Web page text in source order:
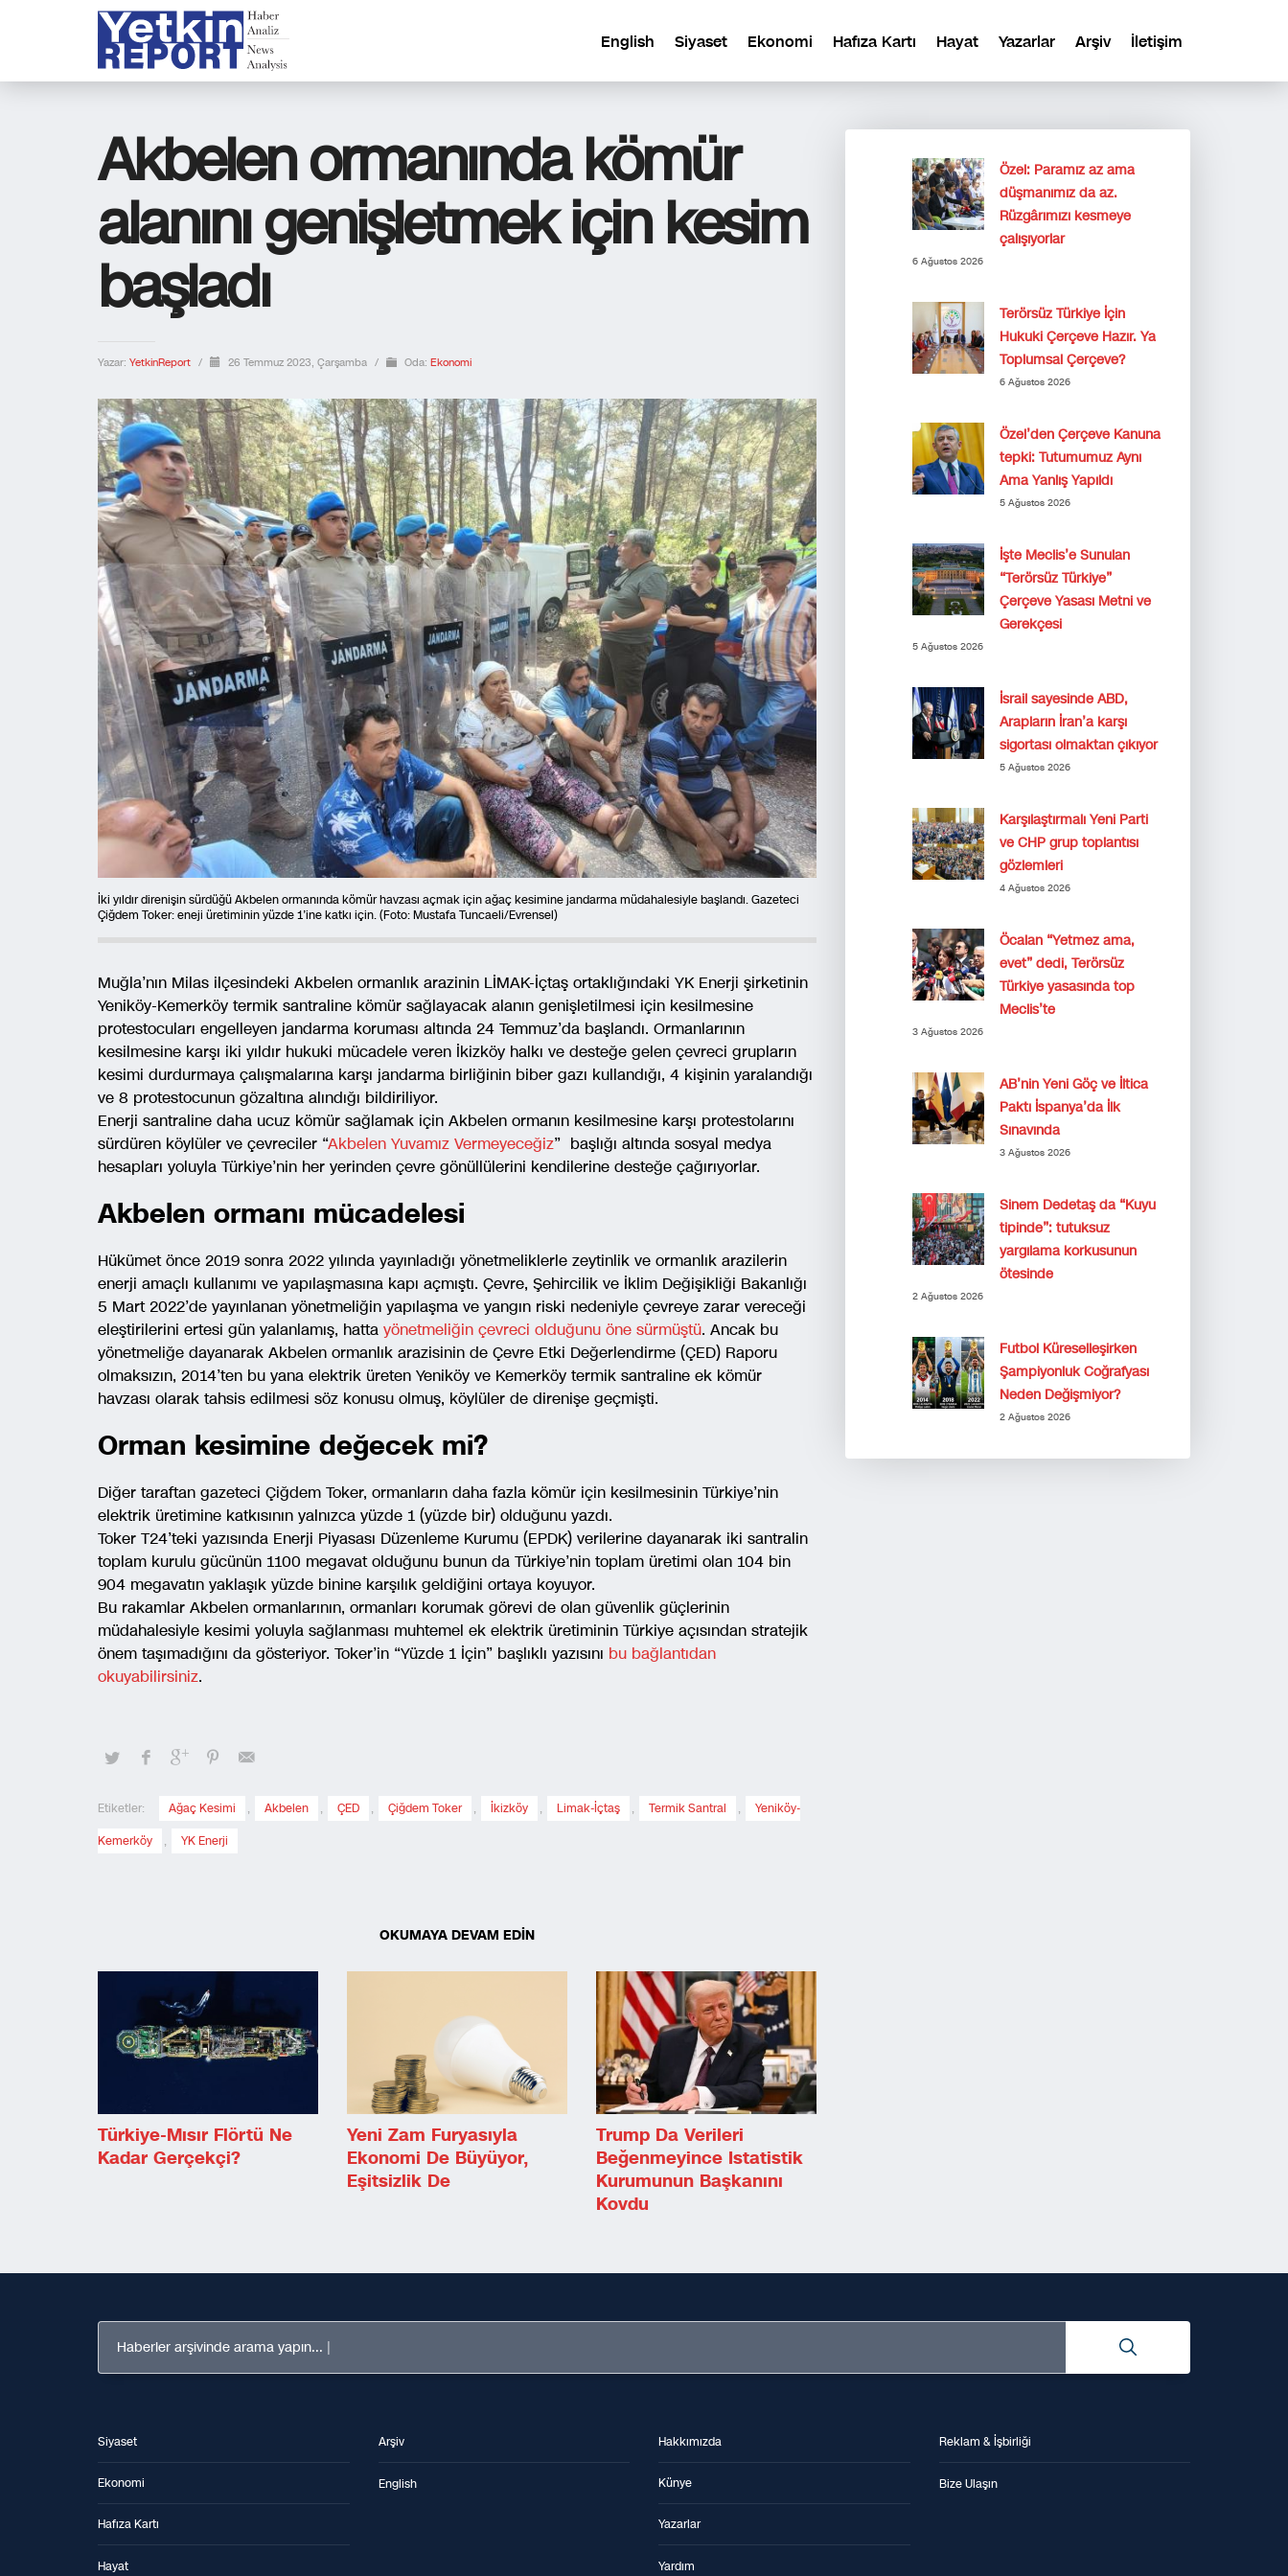
English Siyaset Ekonomi Hafıza Kartı Hayat Yazarlar Arşiv İletişim
Akbelen ormanında kömür
alanını genişletmek için kesim
başladı
Yazar: YetkinReport / 26 Temmuz 2023, Çarşamba / Oda: Ekonomi
İki yıldır direnişin sürdüğü Akbelen ormanında kömür havzası açmak için ağaç kesimine jandarma müdahalesiyle başlandı. Gazeteci
Çiğdem Toker: eneji üretiminin yüzde 1’ine katkı için. (Foto: Mustafa Tuncaeli/Evrensel)
Muğla’nın Milas ilçesindeki Akbelen ormanlık arazinin LİMAK-İçtaş ortaklığındaki YK Enerji şirketinin
Yeniköy-Kemerköy termik santraline kömür sağlayacak alanın genişletilmesi için kesilmesine
protestocuları engelleyen jandarma koruması altında 24 Temmuz’da başlandı. Ormanlarının
kesilmesine karşı iki yıldır hukuki mücadele veren İkizköy halkı ve desteğe gelen çevreci grupların
kesimi durdurmaya çalışmalarına karşı jandarma birliğinin biber gazı kullandığı, 4 kişinin yaralandığı
ve 8 protestocunun gözaltına alındığı bildiriliyor.
Enerji santraline daha ucuz kömür sağlamak için Akbelen ormanın kesilmesine karşı protestolarını
sürdüren köylüler ve çevreciler “Akbelen Yuvamız Vermeyeceğiz” başlığı altında sosyal medya
hesapları yoluyla Türkiye’nin her yerinden çevre gönüllülerini kendilerine desteğe çağırıyorlar.
Akbelen ormanı mücadelesi
Hükümet önce 2019 sonra 2022 yılında yayınladığı yönetmeliklerle zeytinlik ve ormanlık arazilerin
enerji amaçlı kullanımı ve yapılaşmasına kapı açmıştı. Çevre, Şehircilik ve İklim Değişikliği Bakanlığı
5 Mart 2022’de yayınlanan yönetmeliğin yapılaşma ve yangın riski nedeniyle çevreye zarar vereceği
eleştirilerini ertesi gün yalanlamış, hatta yönetmeliğin çevreci olduğunu öne sürmüştü. Ancak bu
yönetmeliğe dayanarak Akbelen ormanlık arazisinin de Çevre Etki Değerlendirme (ÇED) Raporu
olmaksızın, 2014’ten bu yana elektrik üreten Yeniköy ve Kemerköy termik santraline ek kömür
havzası olarak tahsis edilmesi söz konusu olmuş, köylüler de direnişe geçmişti.
Orman kesimine değecek mi?
Diğer taraftan gazeteci Çiğdem Toker, ormanların daha fazla kömür için kesilmesinin Türkiye’nin
elektrik üretimine katkısının yalnızca yüzde 1 (yüzde bir) olduğunu yazdı.
Toker T24’teki yazısında Enerji Piyasası Düzenleme Kurumu (EPDK) verilerine dayanarak iki santralin
toplam kurulu gücünün 1100 megavat olduğunu bunun da Türkiye’nin toplam üretimi olan 104 bin
904 megavatın yaklaşık yüzde binine karşılık geldiğini ortaya koyuyor.
Bu rakamlar Akbelen ormanlarının, ormanları korumak görevi de olan güvenlik güçlerinin
müdahalesiyle kesimi yoluyla sağlanması muhtemel ek elektrik üretiminin Türkiye açısından stratejik
önem taşımadığını da gösteriyor. Toker’in “Yüzde 1 İçin” başlıklı yazısını bu bağlantıdan
okuyabilirsiniz.
Etiketler: Ağaç Kesimi , Akbelen , ÇED , Çiğdem Toker , İkizköy , Limak-İçtaş , Termik Santral , Yeniköy-
Kemerköy , YK Enerji
OKUMAYA DEVAM EDİN
Türkiye-Mısır Flörtü Ne
Kadar Gerçekçi?
Yeni Zam Furyasıyla
Ekonomi De Büyüyor,
Eşitsizlik De
Trump Da Verileri
Beğenmeyince Istatistik
Kurumunun Başkanını
Kovdu
Özel: Paramız az ama
düşmanımız da az.
Rüzgârımızı kesmeye
çalışıyorlar
6 Ağustos 2026
Terörsüz Türkiye İçin
Hukuki Çerçeve Hazır. Ya
Toplumsal Çerçeve?
6 Ağustos 2026
Özel’den Çerçeve Kanuna
tepki: Tutumumuz Aynı
Ama Yanlış Yapıldı
5 Ağustos 2026
İşte Meclis’e Sunulan
“Terörsüz Türkiye”
Çerçeve Yasası Metni ve
Gerekçesi
5 Ağustos 2026
İsrail sayesinde ABD,
Arapların İran’a karşı
sigortası olmaktan çıkıyor
5 Ağustos 2026
Karşılaştırmalı Yeni Parti
ve CHP grup toplantısı
gözlemleri
4 Ağustos 2026
Öcalan “Yetmez ama,
evet” dedi, Terörsüz
Türkiye yasasında top
Meclis’te
3 Ağustos 2026
AB’nin Yeni Göç ve İltica
Paktı İspanya’da İlk
Sınavında
3 Ağustos 2026
Sinem Dedetaş da “Kuyu
tipinde”: tutuksuz
yargılama korkusunun
ötesinde
2 Ağustos 2026
Futbol Küreselleşirken
Şampiyonluk Coğrafyası
Neden Değişmiyor?
2 Ağustos 2026
Haberler arşivinde arama yapın...
Siyaset
Ekonomi
Hafıza Kartı
Hayat
Arşiv
English
Hakkımızda
Künye
Yazarlar
Yardım
Reklam & İşbirliği
Bize Ulaşın